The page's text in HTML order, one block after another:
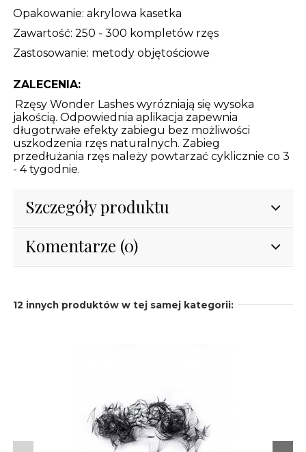
Opakowanie: akrylowa kasetka
Zawartość: 250 - 300 kompletów rzęs
Zastosowanie: metody objętościowe
ZALECENIA:
Rzęsy Wonder Lashes wyrózniają się wysoka
jakością. Odpowiednia aplikacja zapewnia
długotrwałe efekty zabiegu bez możliwości
uszkodzenia rzęs naturalnych. Zabieg
przedłużania rzęs należy powtarzać cyklicznie co 3
- 4 tygodnie.
Szczegóły produktu
Komentarze (0)
12 innych produktów w tej samej kategorii: